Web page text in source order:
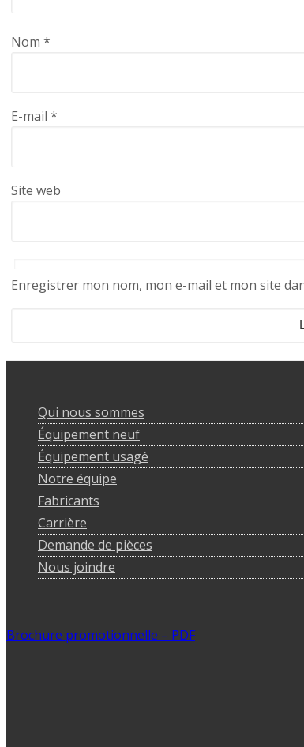
Nom *
E-mail *
Site web
Enregistrer mon nom, mon e-mail et mon site
Qui nous sommes
Équipement neuf
Équipement usagé
Notre équipe
Fabricants
Carrière
Demande de pièces
Nous joindre
Brochure promotionnelle – PDF